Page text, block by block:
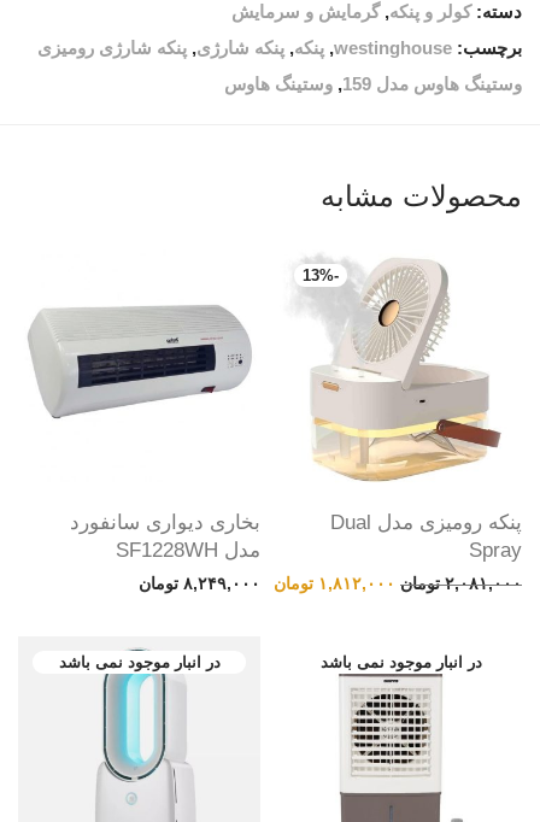
دسته:کولر و پنکه,گرمایش و سرمایش
برچسب: westinghouse
, پنکه, پنکه شارژی, پنکه شارژی رومیزی
وستینگ هاوس مدل 159
, وستینگ هاوس
محصولات مشابه
-
13%
پنکه رومیزی مدل Dual
Spray
۲,۰۸۱,۰۰۰ تومان قیمت اصلی: ۲,۰۸۱,۰۰۰ تومان بود.
۱,۸۱۲,۰۰۰ تومان قیمت فعلی: ۱,۸۱۲,۰۰۰ تومان.
بخاری دیواری سانفورد
مدل SF1228WH
۸,۲۴۹,۰۰۰ تومان